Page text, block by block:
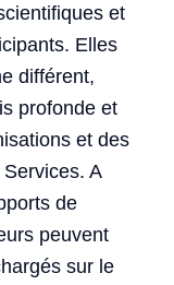
et
Elles
différent,
profonde et
et des
A
de
peuvent
sur le